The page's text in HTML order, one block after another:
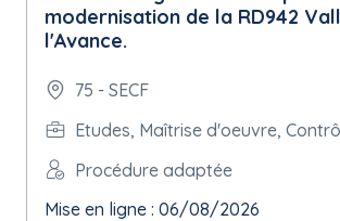
modernisation de la RD942
l'Avance.
75 - SECF
Etudes, Maîtrise d'oeuvre,
Procédure adaptée
Mise en ligne : 06/08/2026